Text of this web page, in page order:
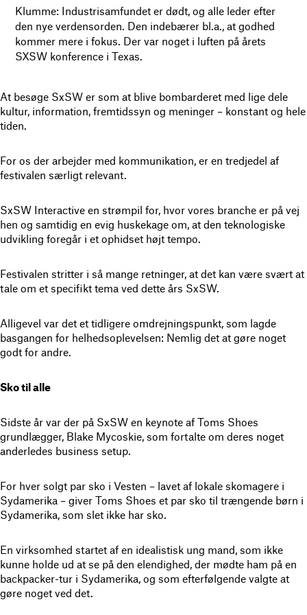
Klumme: Industrisamfundet er dødt, og alle leder efter
den nye verdensorden. Den indebærer bl.a., at godhed
kommer mere i fokus. Der var noget i luften på årets
SXSW konference i Texas.
At besøge SxSW er som at blive bombarderet med lige dele
kultur, information, fremtidssyn og meninger – konstant og hele
tiden.
For os der arbejder med kommunikation, er en tredjedel af
festivalen særligt relevant.
SxSW Interactive en strømpil for, hvor vores branche er på vej
hen og samtidig en evig huskekage om, at den teknologiske
udvikling foregår i et ophidset højt tempo.
Festivalen stritter i så mange retninger, at det kan være svært at
tale om et specifikt tema ved dette års SxSW.
Alligevel var det et tidligere omdrejningspunkt, som lagde
basgangen for helhedsoplevelsen: Nemlig det at gøre noget
godt for andre.
Sko til alle
Sidste år var der på SxSW en keynote af Toms Shoes
grundlægger, Blake Mycoskie, som fortalte om deres noget
anderledes business setup.
For hver solgt par sko i Vesten – lavet af lokale skomagere i
Sydamerika – giver Toms Shoes et par sko til trængende børn i
Sydamerika, som slet ikke har sko.
En virksomhed startet af en idealistisk ung mand, som ikke
kunne holde ud at se på den elendighed, der mødte ham på en
backpacker-tur i Sydamerika, og som efterfølgende valgte at
gøre noget ved det.